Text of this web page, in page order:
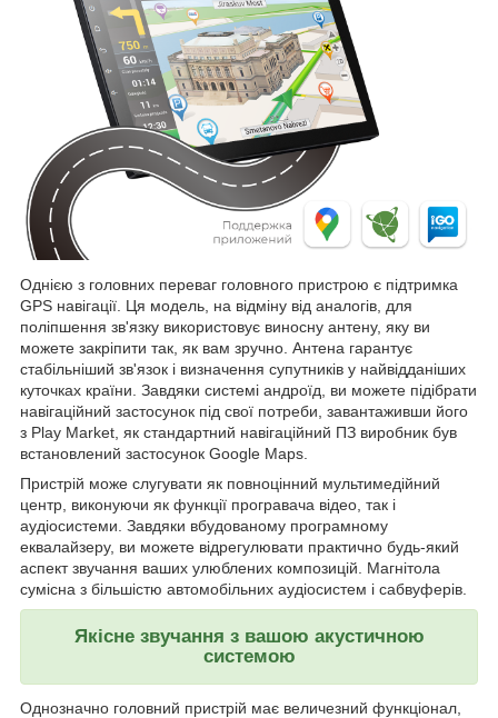
Однією з головних переваг головного пристрою є підтримка
GPS навігації. Ця модель, на відміну від аналогів, для
поліпшення зв'язку використовує виносну антену, яку ви
можете закріпити так, як вам зручно. Антена гарантує
стабільніший зв'язок і визначення супутників у найвідданіших
куточках країни. Завдяки системі андроїд, ви можете підібрати
навігаційний застосунок під свої потреби, завантаживши його
з Play Market, як стандартний навігаційний ПЗ виробник був
встановлений застосунок Google Maps.
Пристрій може слугувати як повноцінний мультимедійний
центр, виконуючи як функції програвача відео, так і
аудіосистеми. Завдяки вбудованому програмному
еквалайзеру, ви можете відрегулювати практично будь-який
аспект звучання ваших улюблених композицій. Магнітола
сумісна з більшістю автомобільних аудіосистем і сабвуферів.
Якісне звучання з вашою акустичною
системою
Однозначно головний пристрій має величезний функціонал,